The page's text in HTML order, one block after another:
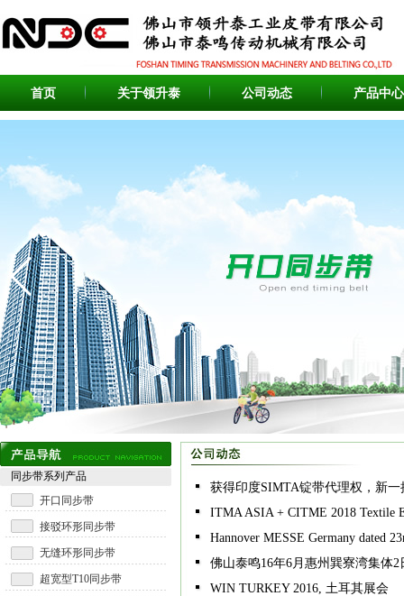
首页 关于领升泰 公司动态 产品中心
同步带系列产品
开口同步带
接驳环形同步带
无缝环形同步带
超宽型T10同步带
获得印度SIMTA锭带代理权，新
ITMA ASIA + CITME 2018 Textile
Hannover MESSE Germany dated
佛山泰鸣16年6月惠州巽寮湾集体2
WIN TURKEY 2016, 土耳其展会